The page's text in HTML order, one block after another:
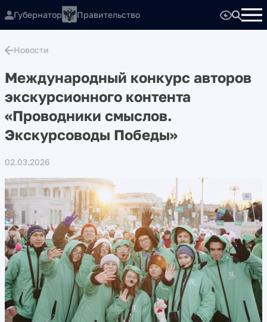
Губернатор Правительство
Новости
Международный конкурс авторов
экскурсионного контента
«Проводники смыслов.
Экскурсоводы Победы»
02.03.2026